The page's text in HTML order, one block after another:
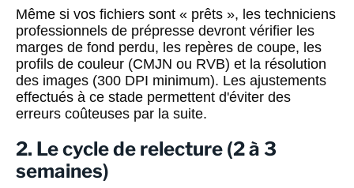
Même si vos fichiers sont « prêts », les techniciens
professionnels de prépresse devront vérifier les
marges de fond perdu, les repères de coupe, les
profils de couleur (CMJN ou RVB) et la résolution
des images (300 DPI minimum). Les ajustements
effectués à ce stade permettent d'éviter des
erreurs coûteuses par la suite.
2. Le cycle de relecture (2 à 3
semaines)